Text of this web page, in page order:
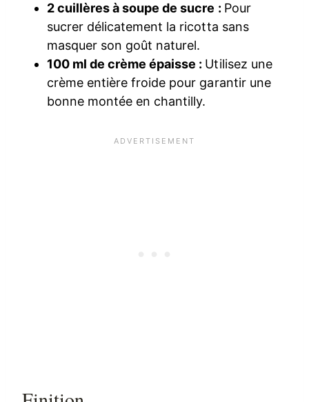
2 cuillères à soupe de sucre : Pour
sucrer délicatement la ricotta sans
masquer son goût naturel.
100 ml de crème épaisse : Utilisez une
crème entière froide pour garantir une
bonne montée en chantilly.